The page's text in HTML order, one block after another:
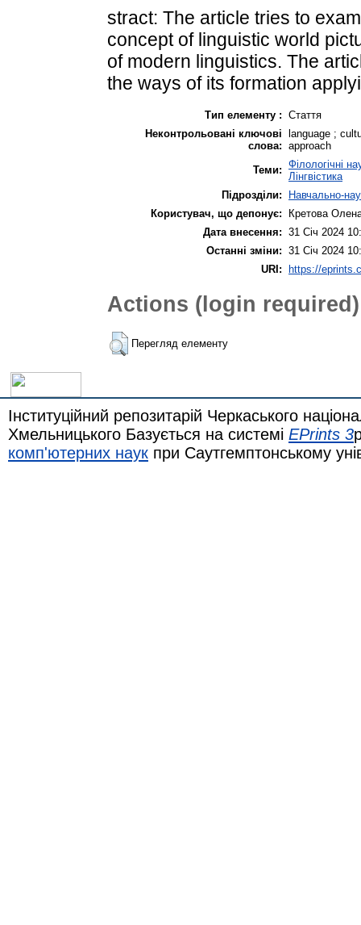
stract: The article tries to
concept of linguistic world
of modern linguistics. The
the ways of its formation
Тип елементу : Стаття
Неконтрольовані ключові
слова:
language ;
approach
Теми: Філологічні
Лінгвістика
Підрозділи:
Навчально-
Користувач, що депонує:
Кретова
Дата внесення: 31 Січ 2024
Останні зміни: 31 Січ 2024
URI: https://
Actions (login required)
Перегляд елементу
Інституційний репозитарій Черкаського
Хмельницького Базується на системі EPrints 3
комп'ютерних наук при Саутгемптонському